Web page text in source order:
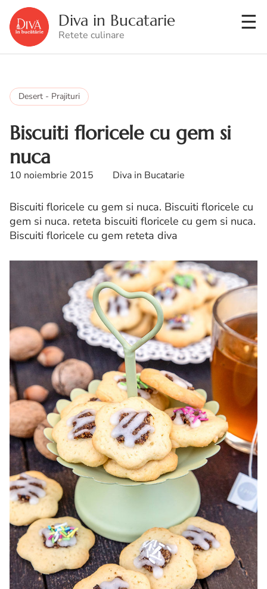
Diva in Bucatarie
Retete culinare
Desert - Prajituri
Biscuiti floricele cu gem si
nuca
10 noiembrie 2015 Diva in Bucatarie
Biscuiti floricele cu gem si nuca. Biscuiti floricele cu
gem si nuca. reteta biscuiti floricele cu gem si nuca.
Biscuiti floricele cu gem reteta diva